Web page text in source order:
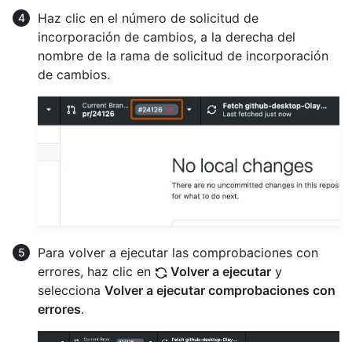
Haz clic en el número de solicitud de
incorporación de cambios, a la derecha del
nombre de la rama de solicitud de incorporación
de cambios.
Para volver a ejecutar las comprobaciones con
errores, haz clic en
Volver a ejecutar y
selecciona Volver a ejecutar comprobaciones con
errores.